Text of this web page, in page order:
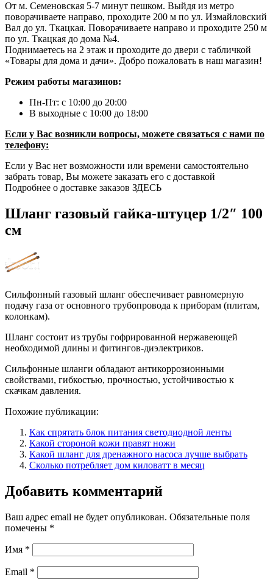
От м. Семеновская 5-7 минут пешком. Выйдя из метро
поворачиваете направо, проходите 200 м по ул. Измайловский
Вал до ул. Ткацкая. Поворачиваете направо и проходите 250 м
по ул. Ткацкая до дома №4.
Поднимаетесь на 2 этаж и проходите до двери с табличкой
«Товары для дома и дачи». Добро пожаловать в наш магазин!
Режим работы магазинов:
Пн-Пт: с 10:00 до 20:00
В выходные с 10:00 до 18:00
Если у Вас возникли вопросы, можете связаться с нами по
телефону:
Если у Вас нет возможности или времени самостоятельно
забрать товар, Вы можете заказать его с доставкой
Подробнее о доставке заказов ЗДЕСЬ
Шланг газовый гайка-штуцер 1/2″ 100
см
Сильфонный газовый шланг обеспечивает равномерную
подачу газа от основного трубопровода к приборам (плитам,
колонкам).
Шланг состоит из трубы гофрированной нержавеющей
необходимой длины и фитингов-диэлектриков.
Сильфонные шланги обладают антикоррозионными
свойствами, гибкостью, прочностью, устойчивостью к
скачкам давления.
Похожие публикации:
Как спрятать блок питания светодиодной ленты
Какой стороной кожи правят ножи
Какой шланг для дренажного насоса лучше выбрать
Сколько потребляет дом киловатт в месяц
Добавить комментарий
Ваш адрес email не будет опубликован. Обязательные поля
помечены *
Имя *
Email *